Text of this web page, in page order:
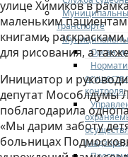
транспорте
Орган
контроля:
улице Химиков в
маленьким
книгами,
для рисования, а
Инициатор и
депутат Мособлдумы
поблагодарила
«Мы дарим заботу
больницах